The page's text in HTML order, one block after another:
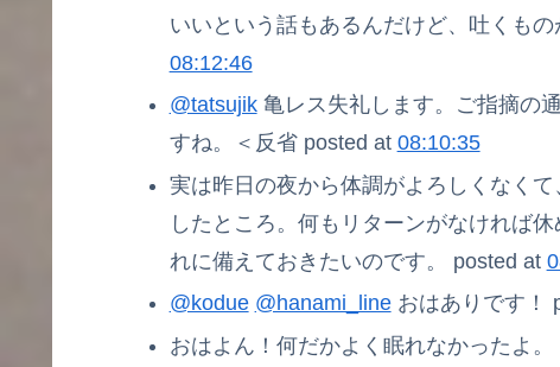
いいという話もあるんだけど、吐くも
08:12:46
@tatsujik亀レス失礼します。ご指摘の
すね。＜反省 posted at 08:10:35
実は昨日の夜から体調がよろしくなく
したところ。何もリターンがなければ
れに備えておきたいのです。 posted at
@kodue @hanami_lineおはありです！
おはよん！何だかよく眠れなかったよ